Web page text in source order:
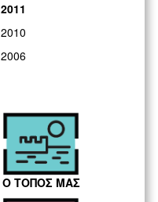
2011
2010
2006
Ο ΤΟΠΟΣ ΜΑΣ